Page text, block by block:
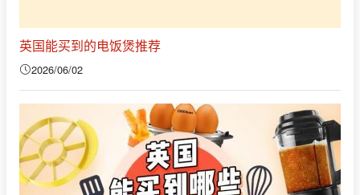
英国能买到的电饭煲推荐
2026/06/02